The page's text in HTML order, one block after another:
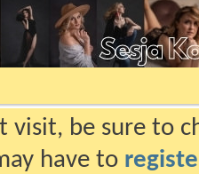
visit, be sure to
have to